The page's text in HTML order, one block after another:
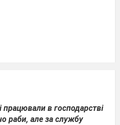
працювали в господарстві
раби, але за службу